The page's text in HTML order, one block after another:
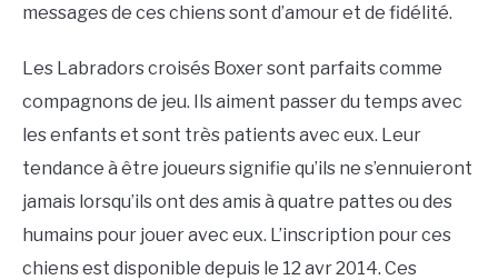
messages de ces chiens sont d’amour et de fidélité.
Les Labradors croisés Boxer sont parfaits comme
compagnons de jeu. Ils aiment passer du temps avec
les enfants et sont très patients avec eux. Leur
tendance à être joueurs signifie qu’ils ne s’ennuieront
jamais lorsqu’ils ont des amis à quatre pattes ou des
humains pour jouer avec eux. L’inscription pour ces
chiens est disponible depuis le 12 avr 2014. Ces